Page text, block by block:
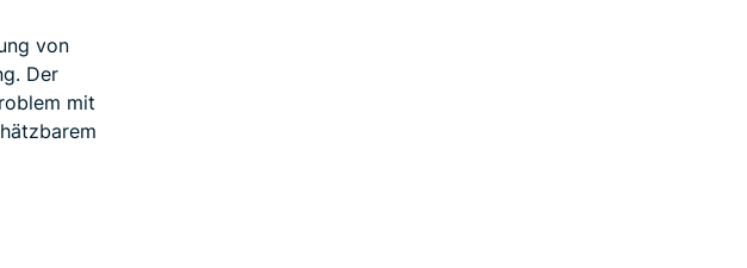
von
Der
mit